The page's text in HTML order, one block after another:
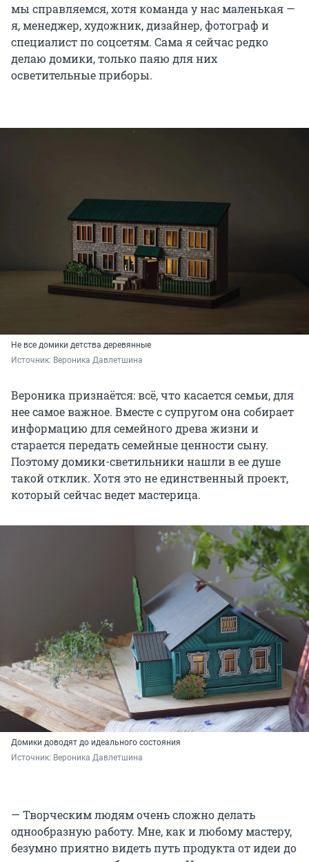
мы справляемся, хотя команда у нас маленькая —
я, менеджер, художник, дизайнер, фотограф и
специалист по соцсетям. Сама я сейчас редко
делаю домики, только паяю для них
осветительные приборы.
Не все домики детства деревянные
Источник: Вероника Давлетшина
Вероника признаётся: всё, что касается семьи, для
нее самое важное. Вместе с супругом она собирает
информацию для семейного древа жизни и
старается передать семейные ценности сыну.
Поэтому домики-светильники нашли в ее душе
такой отклик. Хотя это не единственный проект,
который сейчас ведет мастерица.
Домики доводят до идеального состояния
Источник: Вероника Давлетшина
— Творческим людям очень сложно делать
однообразную работу. Мне, как и любому мастеру,
безумно приятно видеть путь продукта от идеи до